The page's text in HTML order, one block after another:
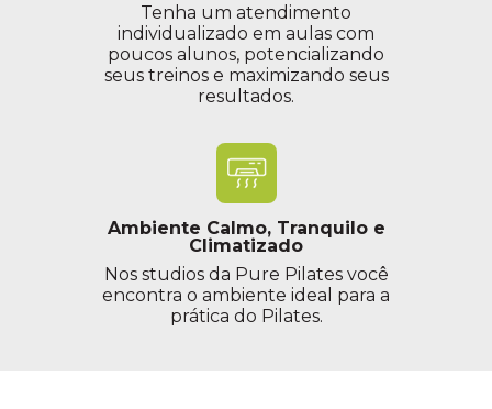
Tenha um atendimento
individualizado em aulas com
poucos alunos, potencializando
seus treinos e maximizando seus
resultados.
Ambiente Calmo, Tranquilo e
Climatizado
Nos studios da Pure Pilates você
encontra o ambiente ideal para a
prática do Pilates.